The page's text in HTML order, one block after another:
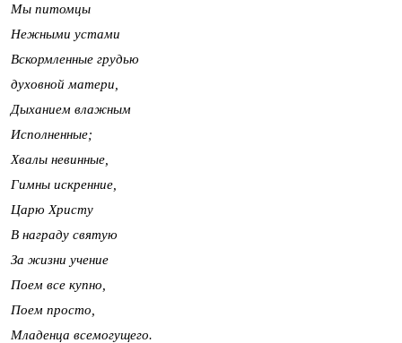
Мы питомцы
Нежными устами
Вскормленные грудью
духовной матери,
Дыханием влажным
Исполненные;
Хвалы невинные,
Гимны искренние,
Царю Христу
В награду святую
За жизни учение
Поем все купно,
Поем просто,
Младенца всемогущего.